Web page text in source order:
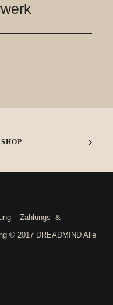
– Zahlungs- &
© 2017 DREADMIND Alle